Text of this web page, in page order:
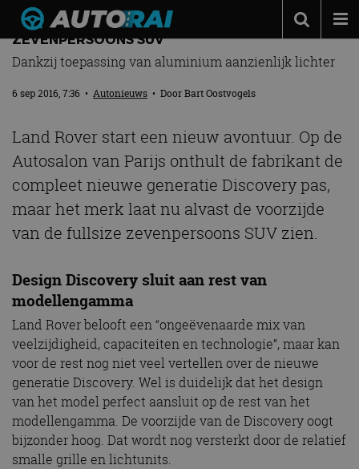
Autonieuws
Automerken
Adverteren
Contact
MotorRAI.nl
NIEUWE LAND ROVER DISCOVERY: FULLSIZE
ZEVENPERSOONS SUV
Dankzij toepassing van aluminium aanzienlijk lichter
6 sep 2016, 7:36 • Autonieuws • DoorBart Oostvogels
Land Rover start een nieuw avontuur. Op de
Autosalon van Parijs onthult de fabrikant de
compleet nieuwe generatie Discovery pas,
maar het merk laat nu alvast de voorzijde
van de fullsize zevenpersoons SUV zien.
Design Discovery sluit aan rest van
modellengamma
Land Rover belooft een “ongeëvenaarde mix van
veelzijdigheid, capaciteiten en technologie”, maar kan
voor de rest nog niet veel vertellen over de nieuwe
generatie Discovery. Wel is duidelijk dat het design
van het model perfect aansluit op de rest van het
modellengamma. De voorzijde van de Discovery oogt
bijzonder hoog. Dat wordt nog versterkt door de relatief
smalle grille en lichtunits.